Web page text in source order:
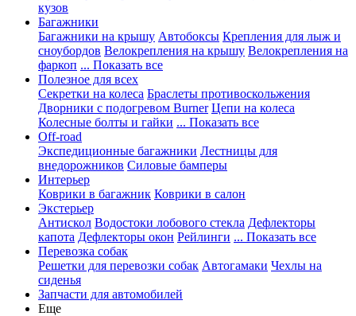
кузов
Багажники
Багажники на крышу Автобоксы Крепления для лыж и
сноубордов Велокрепления на крышу Велокрепления на
фаркоп ... Показать все
Полезное для всех
Секретки на колеса Браслеты противоскольжения
Дворники с подогревом Burner Цепи на колеса
Колесные болты и гайки ... Показать все
Off-road
Экспедиционные багажники Лестницы для
внедорожников Силовые бамперы
Интерьер
Коврики в багажник Коврики в салон
Экстерьер
Антискол Водостоки лобового стекла Дефлекторы
капота Дефлекторы окон Рейлинги ... Показать все
Перевозка собак
Решетки для перевозки собак Автогамаки Чехлы на
сиденья
Запчасти для автомобилей
Еще